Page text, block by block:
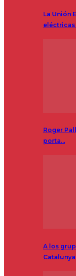
La Unión
Roger
porta…
A los